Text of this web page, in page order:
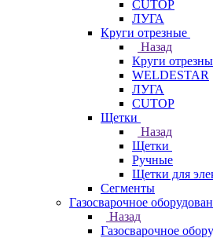
CUTOP
ЛУГА
Круги отрезные
Назад
Круги
WELDESTAR
ЛУГА
CUTOP
Щетки
Назад
Щетки
Ручные
Щетки для
Сегменты
Газосварочное
Назад
Газосварочное